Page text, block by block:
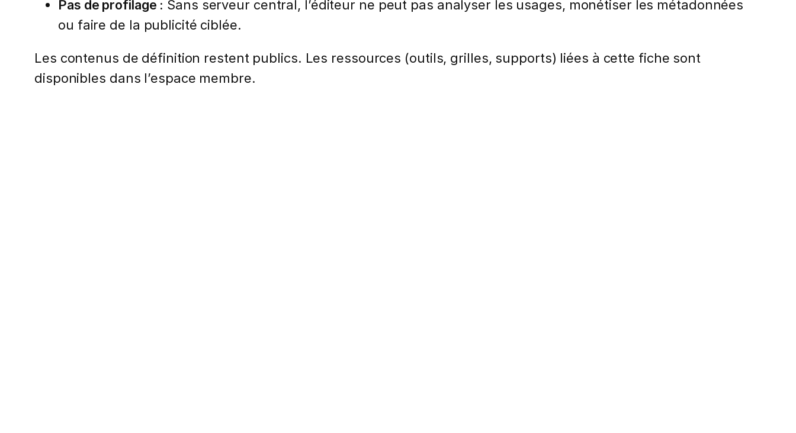
Pas de profilage : Sans serveur central, l’éditeur ne peut pas analyser les usages, monétiser les métadonnées
ou faire de la publicité ciblée.
Les contenus de définition restent publics. Les ressources (outils, grilles, supports) liées à cette fiche sont
disponibles dans l’espace membre.